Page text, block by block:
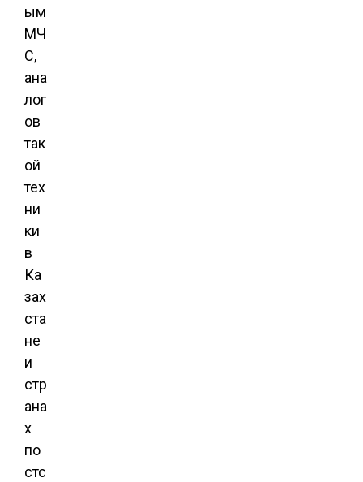
ым
МЧ
С,
ана
лог
ов
так
ой
тех
ни
ки
в
Ка
зах
ста
не
и
стр
ана
х
по
стс